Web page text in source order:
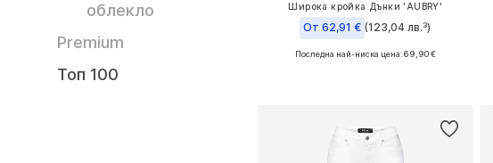
облекло
Premium
Топ 100
Широка кройка Дънки 'AUBRY'
От 62,91 € (123,04 лв.³)
Предлага се в много размери
Последна най-ниска цена:69,90 €